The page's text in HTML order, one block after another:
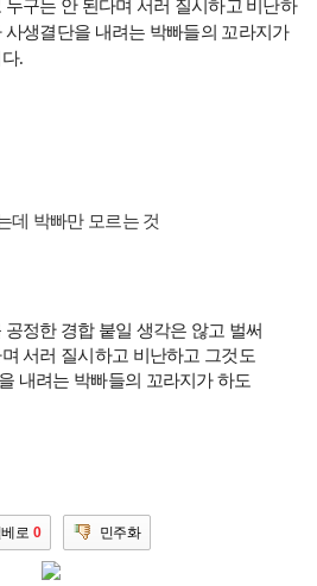
구는 안 된다며 서러 질시하고 비난하
사생결단을 내려는 박빠들의 꼬라지가
.
데 박빠만 모르는 것
정한 경합 붙일 생각은 않고 벌써
서러 질시하고 비난하고 그것도
내려는 박빠들의 꼬라지가 하도
로 0 민주화